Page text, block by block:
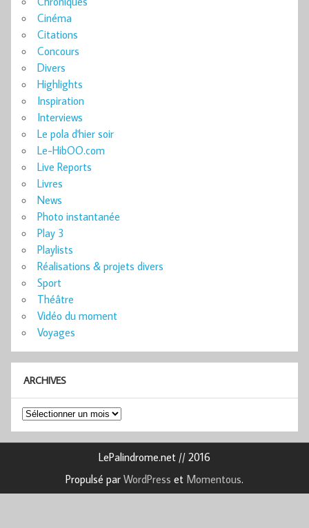
Cinéma
Citations
Concours
Divers
Highlights
Inspiration
Interviews
Le pola d'hier soir
Le-HibOO.com
Live Reports
Livres
News
Photo instantanée
Play 3
Playlists
Réalisations & projets divers
Sport
Théâtre
Vidéo du moment
Voyages
ARCHIVES
Archives
LePalindrome.net // 2016
Propulsé par WordPress et Momentous.